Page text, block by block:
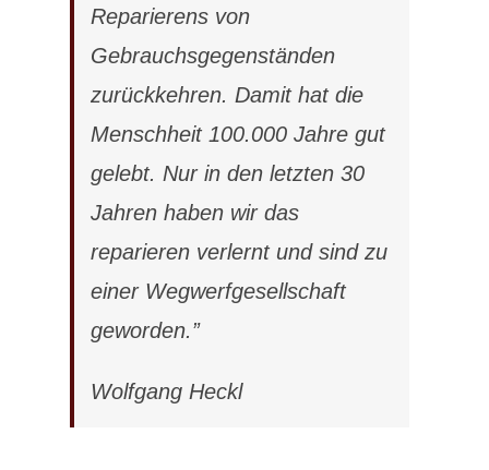
Reparierens von
Gebrauchsgegenständen
zurückkehren. Damit hat die
Menschheit 100.000 Jahre gut
gelebt. Nur in den letzten 30
Jahren haben wir das
reparieren verlernt und sind zu
einer Wegwerfgesellschaft
geworden.”
Wolfgang Heckl